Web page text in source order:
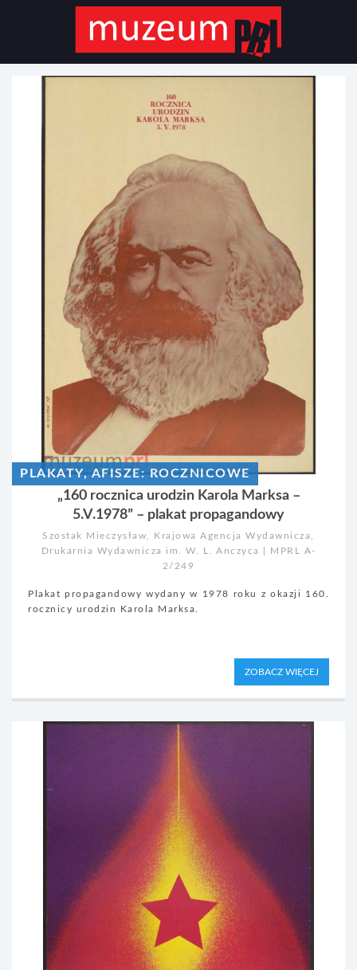
PLAKATY, AFISZE: ROCZNICOWE
„160 rocznica urodzin Karola Marksa –
5.V.1978” – plakat propagandowy
Szostak Mieczysław, Krajowa Agencja Wydawnicza,
Drukarnia Wydawnicza im. W. L. Anczyca | MPRL A-
2/249
Plakat propagandowy wydany w 1978 roku z okazji 160.
rocznicy urodzin Karola Marksa.
ZOBACZ WIĘCEJ